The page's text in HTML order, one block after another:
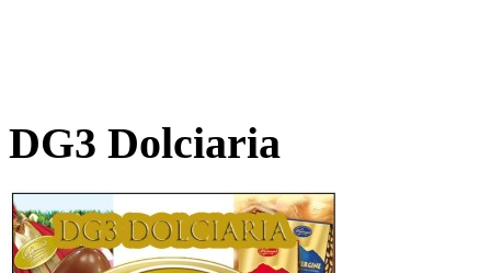
DG3 Dolciaria